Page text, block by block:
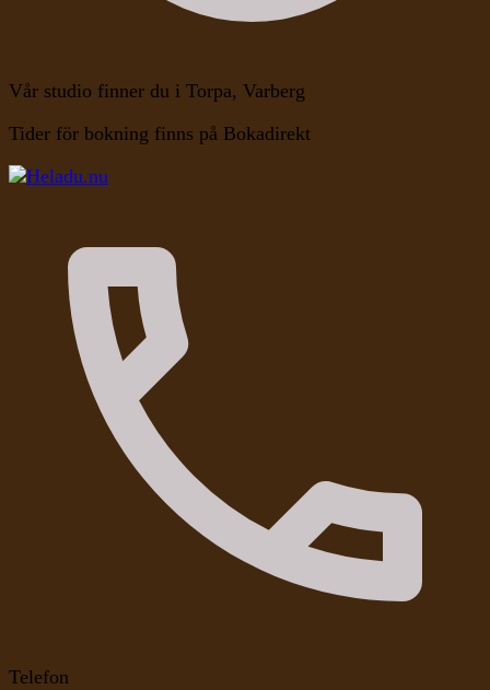
Vår studio finner du i Torpa, Varberg
Tider för bokning finns på Bokadirekt
Heladu.nu
Telefon